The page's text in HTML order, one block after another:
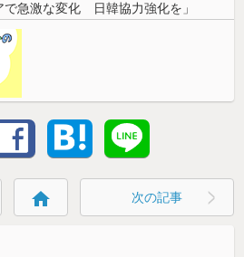
急激な変化 日韓協力強化を」
home 次の記事